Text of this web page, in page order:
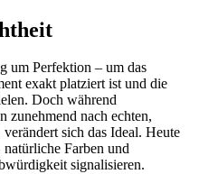
um Perfektion – um das
exakt platziert ist und die
Doch während
zunehmend nach echten,
sich das Ideal. Heute
Farben und
signalisieren.